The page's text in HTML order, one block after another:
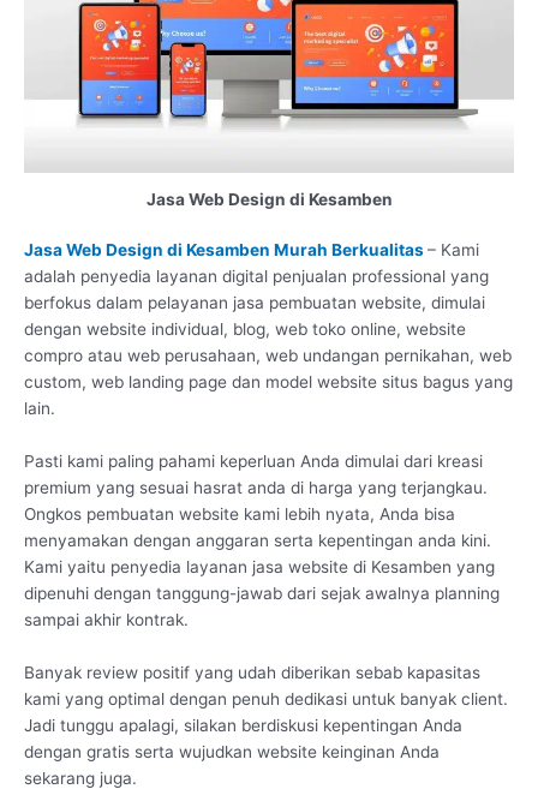
Jasa Web Design di Kesamben
Jasa Web Design di Kesamben Murah Berkualitas– Kami
adalah penyedia layanan digital penjualan professional yang
berfokus dalam pelayanan jasa pembuatan website, dimulai
dengan website individual, blog, web toko online, website
compro atau web perusahaan, web undangan pernikahan, web
custom, web landing page dan model website situs bagus yang
lain.
Pasti kami paling pahami keperluan Anda dimulai dari kreasi
premium yang sesuai hasrat anda di harga yang terjangkau.
Ongkos pembuatan website kami lebih nyata, Anda bisa
menyamakan dengan anggaran serta kepentingan anda kini.
Kami yaitu penyedia layanan jasa website di Kesamben yang
dipenuhi dengan tanggung-jawab dari sejak awalnya planning
sampai akhir kontrak.
Banyak review positif yang udah diberikan sebab kapasitas
kami yang optimal dengan penuh dedikasi untuk banyak client.
Jadi tunggu apalagi, silakan berdiskusi kepentingan Anda
dengan gratis serta wujudkan website keinginan Anda
sekarang juga.